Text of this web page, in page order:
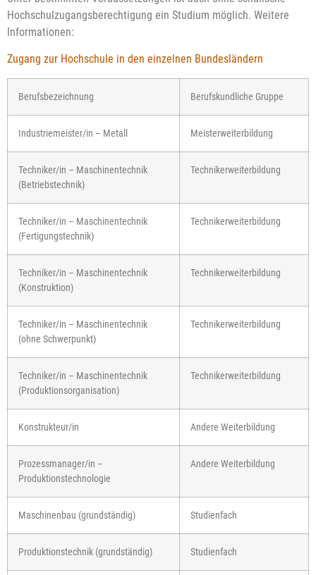
Hochschulzugangsberechtigung ein Studium möglich. Weitere
Informationen:
Zugang zur Hochschule in den einzelnen Bundesländern
Berufsbezeichnung Berufskundliche Gruppe
Industriemeister/in – Metall Meisterweiterbildung
Techniker/in – Maschinentechnik
(Betriebstechnik)
Technikerweiterbildung
Techniker/in – Maschinentechnik
(Fertigungstechnik)
Technikerweiterbildung
Techniker/in – Maschinentechnik
(Konstruktion)
Technikerweiterbildung
Techniker/in – Maschinentechnik
(ohne Schwerpunkt)
Technikerweiterbildung
Techniker/in – Maschinentechnik
(Produktionsorganisation)
Technikerweiterbildung
Konstrukteur/in Andere Weiterbildung
Prozessmanager/in –
Produktionstechnologie
Andere Weiterbildung
Maschinenbau (grundständig) Studienfach
Produktionstechnik (grundständig) Studienfach